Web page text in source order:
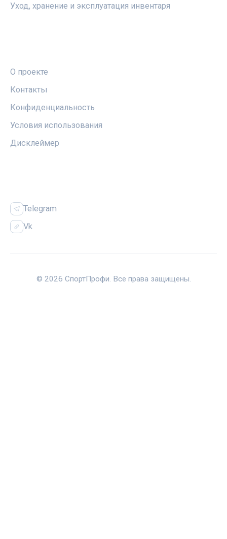
Уход, хранение и эксплуатация инвентаря
О проекте
Контакты
Конфиденциальность
Условия использования
Дисклеймер
Telegram
Vk
© 2026 СпортПрофи. Все права защищены.